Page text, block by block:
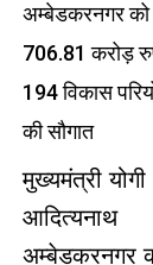
अम्बेडकरनगर को
706.81 करोड़
194 विकास
की सौगात
मुख्यमंत्री योगी
आदित्यनाथ
अम्बेडकरनगर